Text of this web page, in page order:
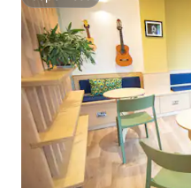
Superhost